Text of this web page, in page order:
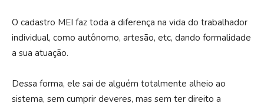
O cadastro MEI faz toda a diferença na vida do trabalhador
individual, como autônomo, artesão, etc, dando formalidade
a sua atuação.
Dessa forma, ele sai de alguém totalmente alheio ao
sistema, sem cumprir deveres, mas sem ter direito a